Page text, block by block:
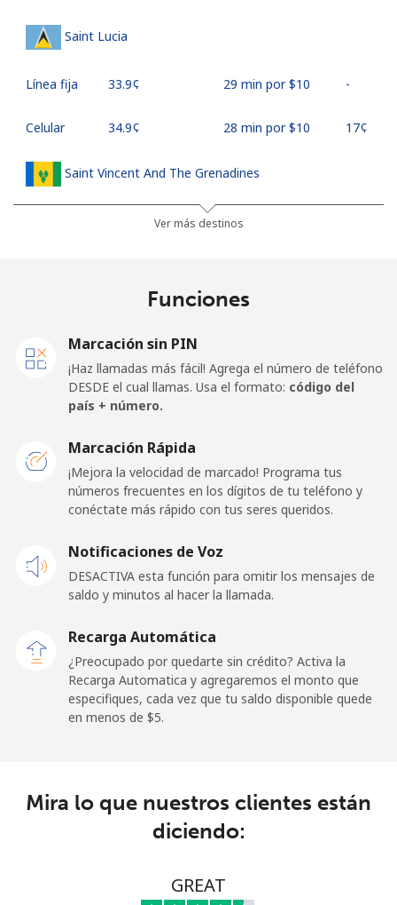
Saint Lucia
Línea fija ⁦33.9¢⁩ 29 min por ⁦$10⁩ -
Celular ⁦34.9¢⁩ 28 min por ⁦$10⁩ ⁦17¢⁩
Saint Vincent And The Grenadines
32 min por ⁦$10⁩
Línea fija
⁦133.9¢⁩
San Marino
Línea fija ⁦24.5¢⁩ 40 min por ⁦$10⁩ -
Sao Tome And Principe
country
⁦214.9¢⁩
Saudi Arabia
21 min por ⁦$10⁩
Ver más destinos
Funciones
Marcación sin PIN
¡Haz llamadas más fácil! Agrega el número de teléfono
DESDE el cual llamas. Usa el formato: código del
país + número.
Marcación Rápida
¡Mejora la velocidad de marcado! Programa tus
números frecuentes en los dígitos de tu teléfono y
conéctate más rápido con tus seres queridos.
Notificaciones de Voz
DESACTIVA esta función para omitir los mensajes de
saldo y minutos al hacer la llamada.
Recarga Automática
¿Preocupado por quedarte sin crédito? Activa la
Recarga Automatica y agregaremos el monto que
especifiques, cada vez que tu saldo disponible quede
en menos de ⁦$5⁩.
Mira lo que nuestros clientes están
diciendo:
GREAT